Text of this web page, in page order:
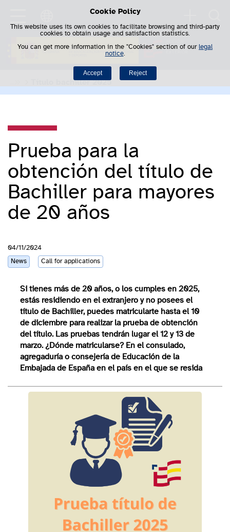
Cookie Policy
This website uses its own cookies to facilitate browsing and third-party
cookies to obtain usage and satisfaction statistics.
You can get more information in the "Cookies" section of our legal
notice.
Accept Reject
Saltar al contenido
Título bachiller 2025
Prueba para la
obtención del título de
Bachiller para mayores
de 20 años
04/11/2024
News Call for applications
Si tienes más de 20 años, o los cumples en 2025,
estás residiendo en el extranjero y no posees el
título de Bachiller, puedes matricularte hasta el 10
de diciembre para realizar la prueba de obtención
del título. Las pruebas tendrán lugar el 12 y 13 de
marzo. ¿Dónde matricularse? En el consulado,
agregaduría o consejería de Educación de la
Embajada de España en el país en el que se resida